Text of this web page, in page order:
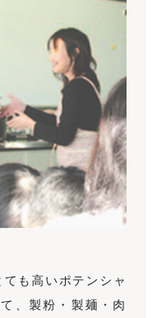
ても高いポテンシャ
、製粉・製麺・肉